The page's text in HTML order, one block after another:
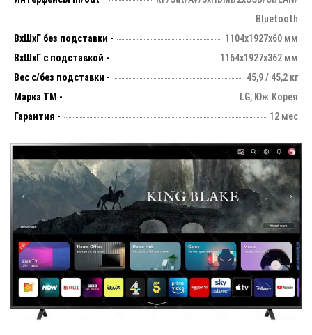
Bluetooth
ВхШхГ без подставки -
1104х1927х60 мм
ВхШхГ с подставкой -
1164х1927x362 мм
Вес с/без подставки -
45,9 / 45,2 кг
Марка ТМ -
LG, Юж.Корея
Гарантия -
12 мес